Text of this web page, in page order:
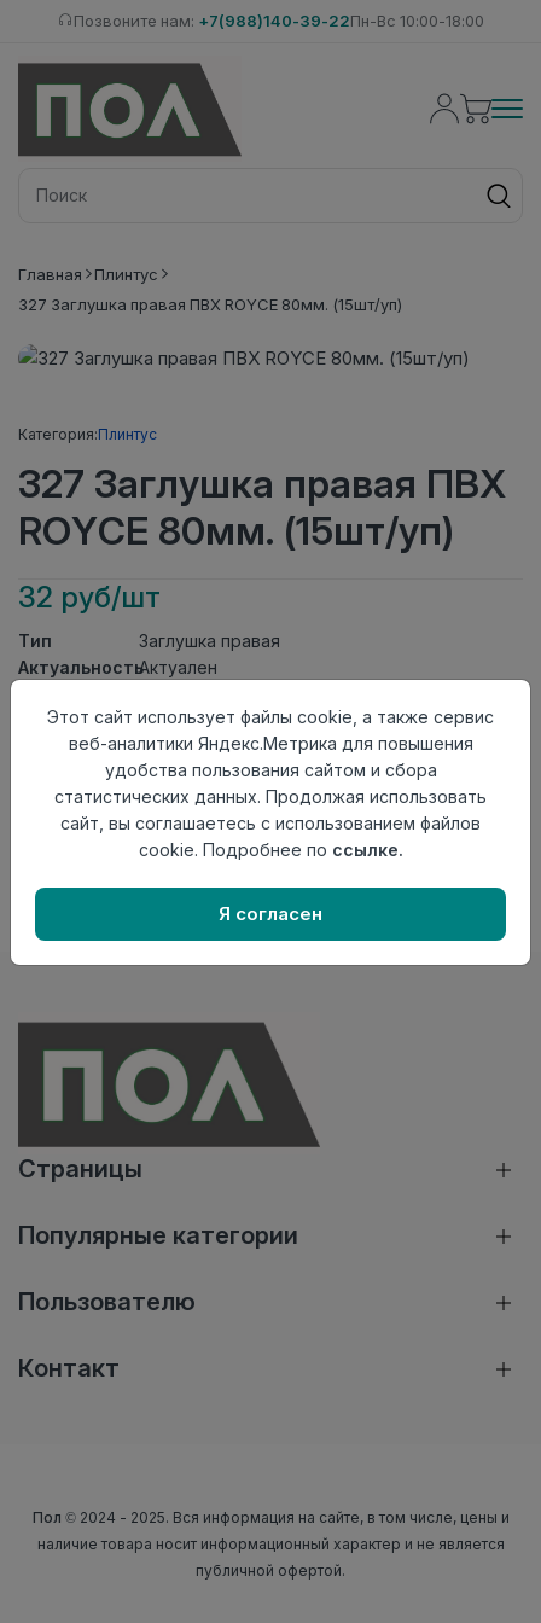
Позвоните нам: +7(988)140-39-22Пн-Вс 10:00-18:00
Главная
Плинтус
327 Заглушка правая ПВХ ROYCE 80мм. (15шт/уп)
Категория:Плинтус
327 Заглушка правая ПВХ
ROYCE 80мм. (15шт/уп)
32 руб/шт
Тип
Заглушка правая
АктуальностьАктуален
Осталось50 шт
Добавить в корзину
Внимание! Внешний вид товара может отличаться от
представленного на настоящем сайте. Проверяйте
в момент приобретения товара.
Страницы
Популярные категории
Пользователю
Контакт
Пол © 2024 - 2025. Вся информация на сайте, в том числе, цены и
наличие товара носит информационный характер и не является
публичной офертой.
Этот сайт использует файлы cookie, а также сервис
веб-аналитики Яндекс.Метрика для повышения
удобства пользования сайтом и сбора
статистических данных. Продолжая использовать
сайт, вы соглашаетесь с использованием файлов
cookie. Подробнее по ссылке.
Я согласен